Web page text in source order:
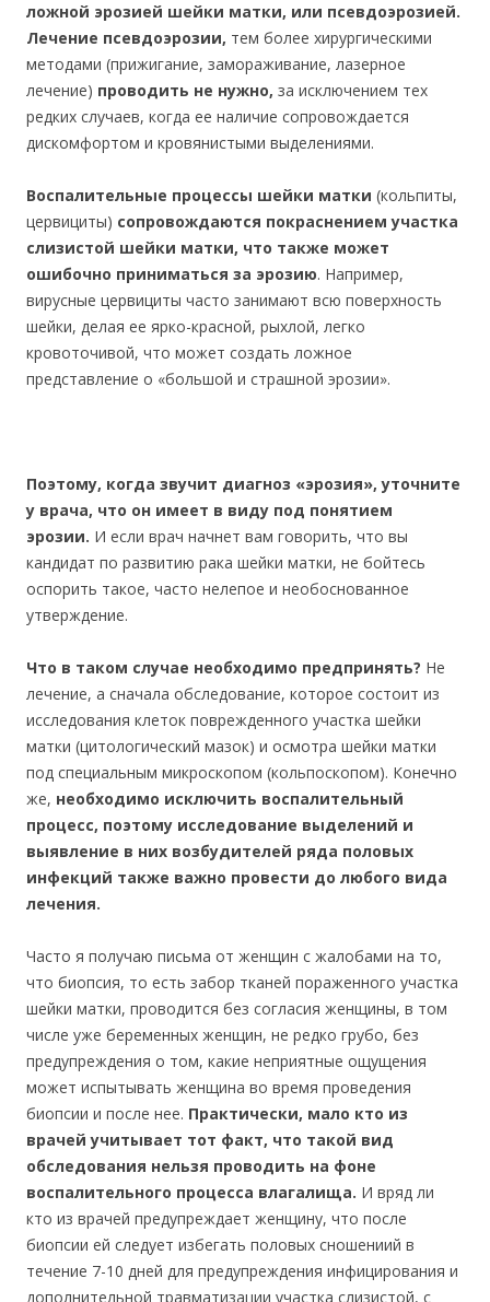
ложной эрозией шейки матки, или псевдоэрозией.
Лечение псевдоэрозии, тем более хирургическими
методами (прижигание, замораживание, лазерное
лечение) проводить не нужно, за исключением тех
редких случаев, когда ее наличие сопровождается
дискомфортом и кровянистыми выделениями.
Воспалительные процессы шейки матки (кольпиты,
цервициты) сопровождаются покраснением участка
слизистой шейки матки, что также может
ошибочно приниматься за эрозию. Например,
вирусные цервициты часто занимают всю поверхность
шейки, делая ее ярко-красной, рыхлой, легко
кровоточивой, что может создать ложное
представление о «большой и страшной эрозии».
Поэтому, когда звучит диагноз «эрозия», уточните
у врача, что он имеет в виду под понятием
эрозии. И если врач начнет вам говорить, что вы
кандидат по развитию рака шейки матки, не бойтесь
оспорить такое, часто нелепое и необоснованное
утверждение.
Что в таком случае необходимо предпринять? Не
лечение, а сначала обследование, которое состоит из
исследования клеток поврежденного участка шейки
матки (цитологический мазок) и осмотра шейки матки
под специальным микроскопом (кольпоскопом). Конечно
же, необходимо исключить воспалительный
процесс, поэтому исследование выделений и
выявление в них возбудителей ряда половых
инфекций также важно провести до любого вида
лечения.
Часто я получаю письма от женщин с жалобами на то,
что биопсия, то есть забор тканей пораженного участка
шейки матки, проводится без согласия женщины, в том
числе уже беременных женщин, не редко грубо, без
предупреждения о том, какие неприятные ощущения
может испытывать женщина во время проведения
биопсии и после нее. Практически, мало кто из
врачей учитывает тот факт, что такой вид
обследования нельзя проводить на фоне
воспалительного процесса влагалища. И вряд ли
кто из врачей предупреждает женщину, что после
биопсии ей следует избегать половых сношениий в
течение 7-10 дней для предупреждения инфицирования и
дополнительной травматизации участка слизистой, с